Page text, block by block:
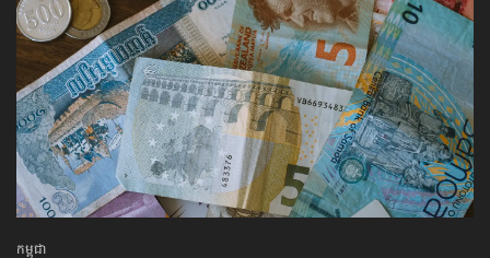
កម្ពុជា